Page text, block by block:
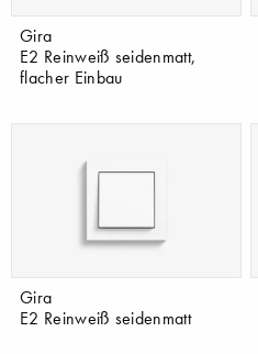
Gira
E2 Reinweiß seidenmatt,
flacher Einbau
Gira
E2 Reinweiß seidenmatt